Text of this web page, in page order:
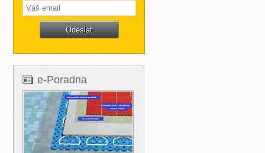
e-Poradna